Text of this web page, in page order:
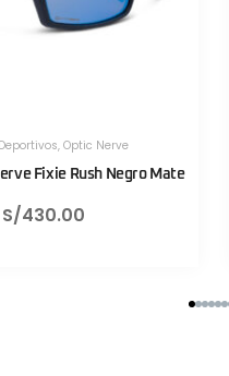
,Herramientas Portatiles
TLR Valve pro 80mm Azul
S/